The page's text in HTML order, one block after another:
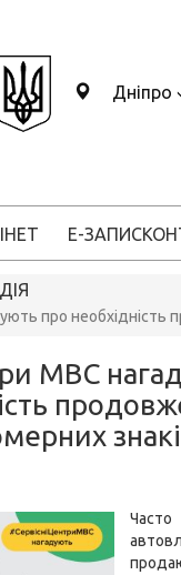
Дніпро
Е-ЗАПИС
про необхідність
МВС
Часто